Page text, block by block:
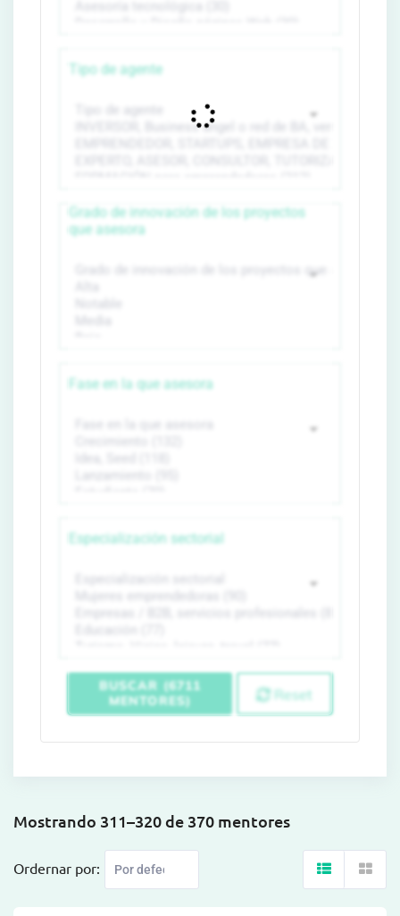
Tipo de agente
Grado de innovación de los proyectos
que asesora
Fase en la que asesora
Especialización sectorial
BUSCAR (6711
MENTORES)
Reset
Mostrando 311–320 de 370 mentores
Ordernar por: